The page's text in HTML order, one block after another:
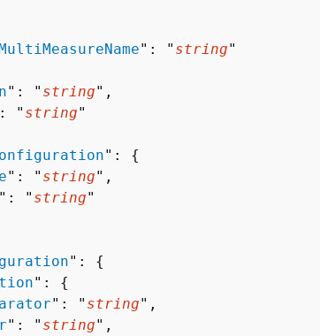
": " string"
": " string",
" string"
": {
": " string",
": " string"
": {
": {
": " string",
": " string",